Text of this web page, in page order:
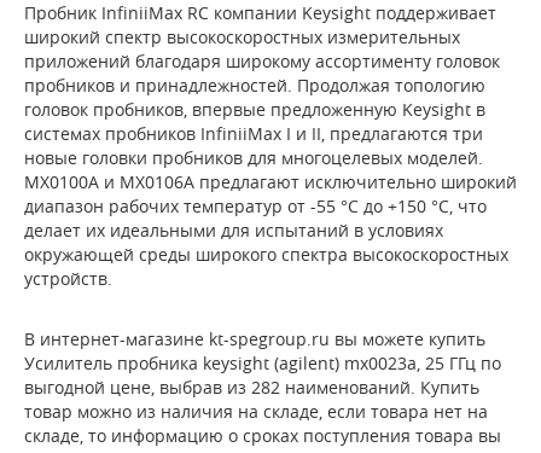
Пробник InfiniiMax RC компании Keysight поддерживает
широкий спектр высокоскоростных измерительных
приложений благодаря широкому ассортименту головок
пробников и принадлежностей. Продолжая топологию
головок пробников, впервые предложенную Keysight в
системах пробников InfiniiMax I и II, предлагаются три
новые головки пробников для многоцелевых моделей.
MX0100A и MX0106A предлагают исключительно широкий
диапазон рабочих температур от -55 °C до +150 °C, что
делает их идеальными для испытаний в условиях
окружающей среды широкого спектра высокоскоростных
устройств.
В интернет-магазине kt-spegroup.ru вы можете купить
Усилитель пробника keysight (agilent) mx0023a, 25 ГГц по
выгодной цене, выбрав из 282 наименований. Купить
товар можно из наличия на складе, если товара нет на
складе, то информацию о сроках поступления товара вы